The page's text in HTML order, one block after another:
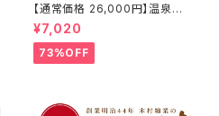
【通常価格 26,000円】温泉気
分ラグ ビアンカ 200×200cm
¥7,020
73%OFF